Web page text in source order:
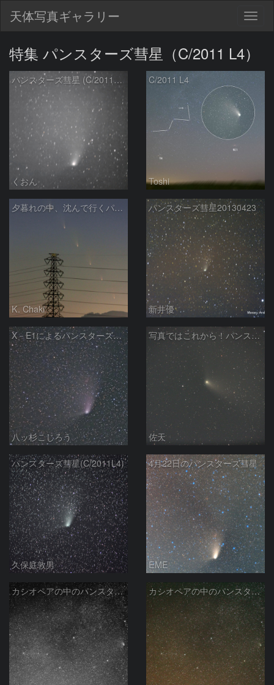
天体写真ギャラリー
特集 パンスターズ彗星（C/2011 L4）
パンスターズ彗星 (C/2011L4 PANSTARRS)
くおん
C/2011 L4
Toshi
夕暮れの中、沈んで行くパンスターズ彗星
K. Chaki
パンスターズ彗星20130423
新井優
X－E1によるパンスターズ彗星
八ッ杉こじろう
写真ではこれから！パンスターズ彗星
佐天
パンスターズ彗星(C/2011L4)
久保庭敦男
4月22日のパンスターズ彗星
EME
カシオペアの中のパンスターズ彗星（モノクロ） カシオペアの中のパンスターズ彗星